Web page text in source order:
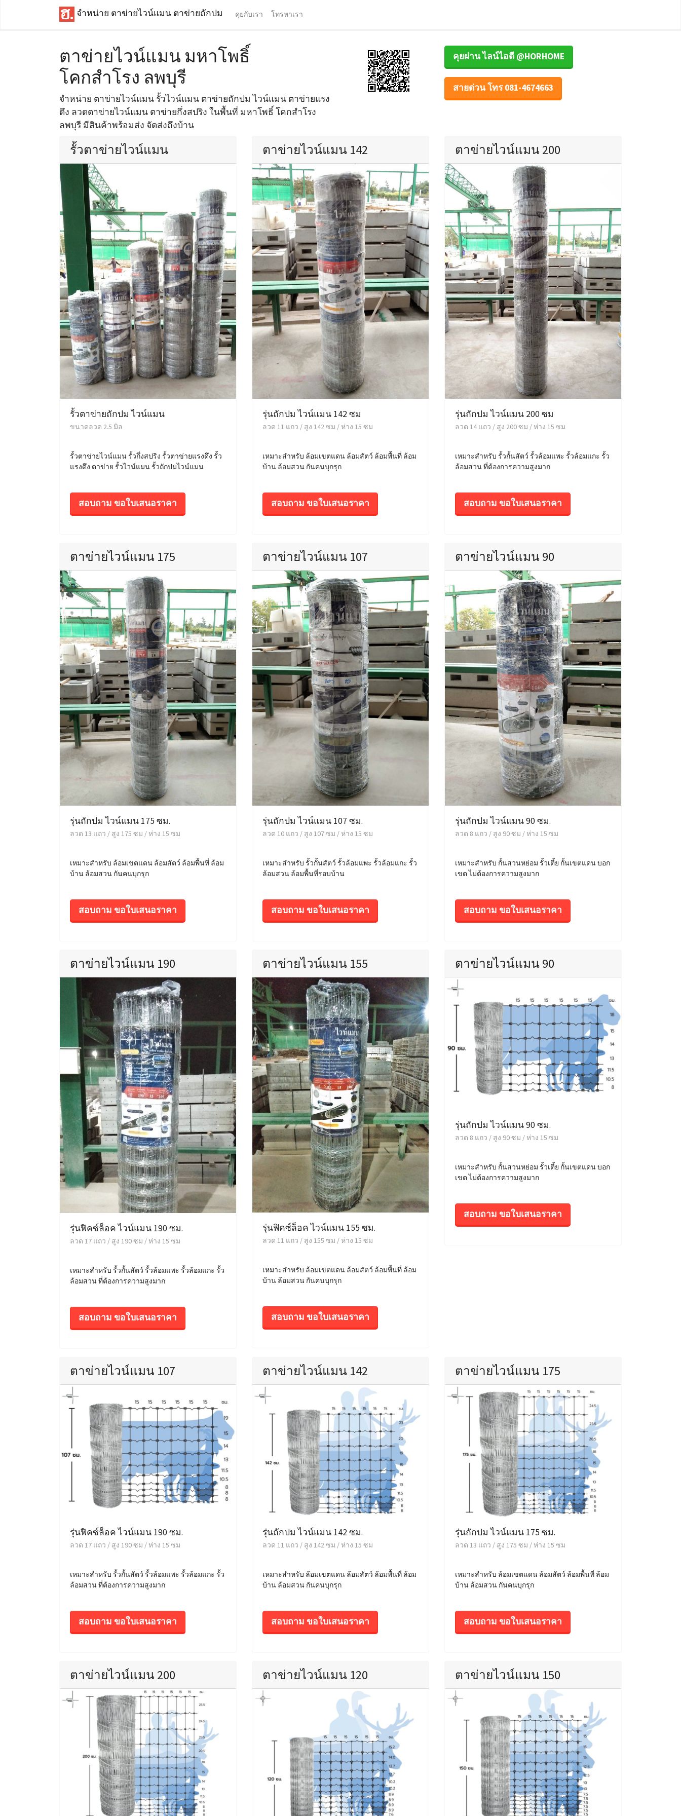
จำหน่าย ตาข่ายไวน์แมน ตาข่ายถักปม คุยกับเรา โทรหาเรา
ตาข่ายไวน์แมน มหาโพธิ์
โคกสำโรง ลพบุรี
จำหน่าย ตาข่ายไวน์แมน รั้วไวน์แมน ตาข่ายถักปม ไวน์แมน ตาข่ายแรง
ดึง ลวดตาข่ายไวน์แมน ตาข่ายกึ่งสปริง ในพื้นที่ มหาโพธิ์ โคกสำโรง
ลพบุรี มีสินค้าพร้อมส่ง จัดส่งถึงบ้าน
คุยผ่าน ไลน์ไอดี @HORHOME
สายด่วน โทร 081-4674663
รั้วตาข่ายไวน์แมน
รั้วตาข่ายถักปม ไวน์แมน
ขนาดลวด 2.5 มิล
รั้วตาข่ายไวน์แมน รั้วกึ่งสปริง รั้วตาข่ายแรงดึง รั้ว
แรงดึง ตาข่าย รั้วไวน์แมน รั้วถักปมไวน์แมน
สอบถาม ขอใบเสนอราคา
ตาข่ายไวน์แมน 142
รุ่นถักปม ไวน์แมน 142 ซม
ลวด 11 แถว / สูง 142 ซม / ห่าง 15 ซม
เหมาะสำหรับ ล้อมเขตแดน ล้อมสัตว์ ล้อมพื้นที่ ล้อม
บ้าน ล้อมสวน กันคนบุกรุก
สอบถาม ขอใบเสนอราคา
ตาข่ายไวน์แมน 200
รุ่นถักปม ไวน์แมน 200 ซม
ลวด 14 แถว / สูง 200 ซม / ห่าง 15 ซม
เหมาะสำหรับ รั้วกั้นสัตว์ รั้วล้อมแพะ รั้วล้อมแกะ รั้ว
ล้อมสวน ที่ต้องการความสูงมาก
สอบถาม ขอใบเสนอราคา
ตาข่ายไวน์แมน 175
รุ่นถักปม ไวน์แมน 175 ซม.
ลวด 13 แถว / สูง 175 ซม / ห่าง 15 ซม
เหมาะสำหรับ ล้อมเขตแดน ล้อมสัตว์ ล้อมพื้นที่ ล้อม
บ้าน ล้อมสวน กันคนบุกรุก
สอบถาม ขอใบเสนอราคา
ตาข่ายไวน์แมน 107
รุ่นถักปม ไวน์แมน 107 ซม.
ลวด 10 แถว / สูง 107 ซม / ห่าง 15 ซม
เหมาะสำหรับ รั้วกั้นสัตว์ รั้วล้อมแพะ รั้วล้อมแกะ รั้ว
ล้อมสวน ล้อมพื้นที่รอบบ้าน
สอบถาม ขอใบเสนอราคา
ตาข่ายไวน์แมน 90
รุ่นถักปม ไวน์แมน 90 ซม.
ลวด 8 แถว / สูง 90 ซม / ห่าง 15 ซม
เหมาะสำหรับ กั้นสวนหย่อม รั้วเตี้ย กั้นเขตแดน บอก
เขต ไม่ต้องการความสูงมาก
สอบถาม ขอใบเสนอราคา
ตาข่ายไวน์แมน 190
รุ่นฟิคซ์ล็อค ไวน์แมน 190 ซม.
ลวด 17 แถว / สูง 190 ซม / ห่าง 15 ซม
เหมาะสำหรับ รั้วกั้นสัตว์ รั้วล้อมแพะ รั้วล้อมแกะ รั้ว
ล้อมสวน ที่ต้องการความสูงมาก
สอบถาม ขอใบเสนอราคา
ตาข่ายไวน์แมน 155
รุ่นฟิคซ์ล็อค ไวน์แมน 155 ซม.
ลวด 11 แถว / สูง 155 ซม / ห่าง 15 ซม
เหมาะสำหรับ ล้อมเขตแดน ล้อมสัตว์ ล้อมพื้นที่ ล้อม
บ้าน ล้อมสวน กันคนบุกรุก
สอบถาม ขอใบเสนอราคา
ตาข่ายไวน์แมน 90
รุ่นถักปม ไวน์แมน 90 ซม.
ลวด 8 แถว / สูง 90 ซม / ห่าง 15 ซม
เหมาะสำหรับ กั้นสวนหย่อม รั้วเตี้ย กั้นเขตแดน บอก
เขต ไม่ต้องการความสูงมาก
สอบถาม ขอใบเสนอราคา
ตาข่ายไวน์แมน 107
รุ่นฟิคซ์ล็อค ไวน์แมน 190 ซม.
ลวด 17 แถว / สูง 190 ซม / ห่าง 15 ซม
เหมาะสำหรับ รั้วกั้นสัตว์ รั้วล้อมแพะ รั้วล้อมแกะ รั้ว
ล้อมสวน ที่ต้องการความสูงมาก
สอบถาม ขอใบเสนอราคา
ตาข่ายไวน์แมน 142
รุ่นถักปม ไวน์แมน 142 ซม.
ลวด 11 แถว / สูง 142 ซม / ห่าง 15 ซม
เหมาะสำหรับ ล้อมเขตแดน ล้อมสัตว์ ล้อมพื้นที่ ล้อม
บ้าน ล้อมสวน กันคนบุกรุก
สอบถาม ขอใบเสนอราคา
ตาข่ายไวน์แมน 175
รุ่นถักปม ไวน์แมน 175 ซม.
ลวด 13 แถว / สูง 175 ซม / ห่าง 15 ซม
เหมาะสำหรับ ล้อมเขตแดน ล้อมสัตว์ ล้อมพื้นที่ ล้อม
บ้าน ล้อมสวน กันคนบุกรุก
สอบถาม ขอใบเสนอราคา
ตาข่ายไวน์แมน 200 ตาข่ายไวน์แมน 120 ตาข่ายไวน์แมน 150